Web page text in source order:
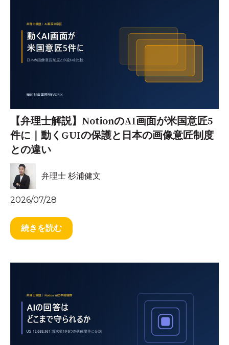
【弁理士解説】NotionのAI画面が米国意匠5
件に｜動くGUIの保護と日本の画像意匠制度
との違い
弁理士 杉浦健文
2026/07/28
続きを読む